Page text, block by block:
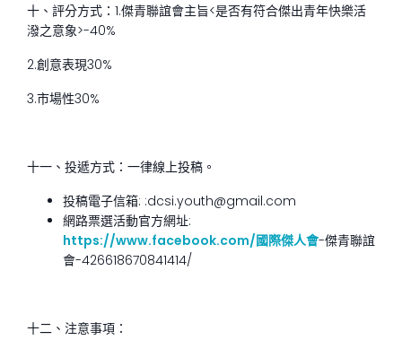
十、評分方式：1.傑青聯誼會主旨<是否有符合傑出青年快樂活
潑之意象>-40%
2.創意表現30%
3.市場性30%
十一、投遞方式：一律線上投稿。
投稿電子信箱: :dcsi.youth@gmail.com
網路票選活動官方網址:
https://www.facebook.com/國際傑人會-傑青聯誼
會-426618670841414/
十二、注意事項：